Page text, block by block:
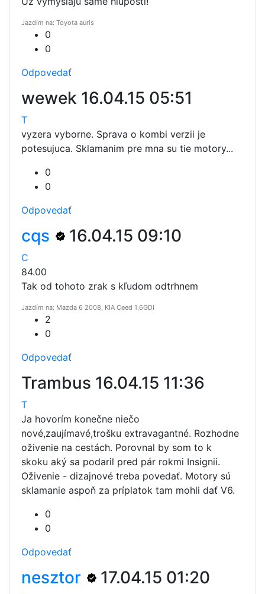
Jazdím na: Toyota auris
0
0
Odpovedať
wewek 16.04.15 05:51
T
vyzera vyborne. Sprava o kombi verzii je
potesujuca. Sklamanim pre mna su tie motory...
0
0
Odpovedať
cqs 16.04.15 09:10
C
84.00
Tak od tohoto zrak s kľudom odtrhnem
Jazdím na: Mazda 6 2008, KIA Ceed 1.6GDI
2
0
Odpovedať
Trambus 16.04.15 11:36
T
Ja hovorím konečne niečo
nové,zaujímavé,trošku extravagantné. Rozhodne
oživenie na cestách. Porovnal by som to k
skoku aký sa podaril pred pár rokmi Insignii.
Oživenie - dizajnové treba povedať. Motory sú
sklamanie aspoň za príplatok tam mohli dať V6.
0
0
Odpovedať
nesztor 17.04.15 01:20